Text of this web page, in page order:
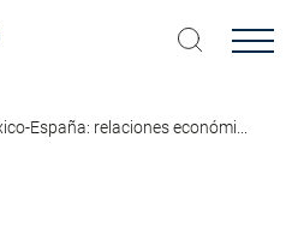
España: relaciones económi...